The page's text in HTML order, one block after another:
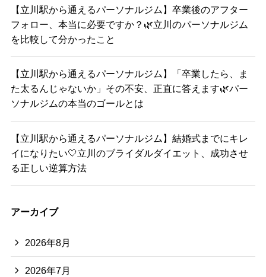
【立川駅から通えるパーソナルジム】卒業後のアフター
フォロー、本当に必要ですか？🌿立川のパーソナルジム
を比較して分かったこと
【立川駅から通えるパーソナルジム】「卒業したら、ま
た太るんじゃないか」その不安、正直に答えます🌿パー
ソナルジムの本当のゴールとは
【立川駅から通えるパーソナルジム】結婚式までにキレ
イになりたい🤍立川のブライダルダイエット、成功させ
る正しい逆算方法
アーカイブ
2026年8月
2026年7月